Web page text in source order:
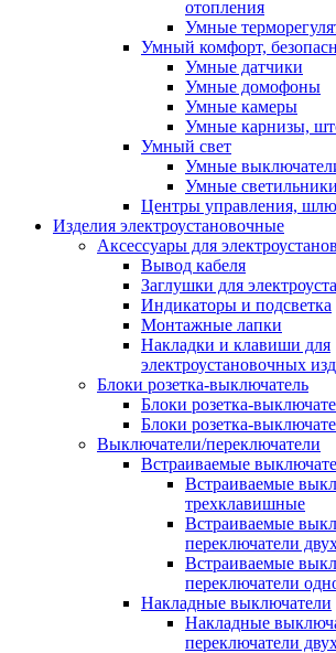
отопления
Умные
Умный комфорт,
Умные датчики
Умные домофоны
Умные камеры
Умные карнизы,
Умный свет
Умные
Умные
Центры управления,
Изделия электроустановочные
Аксессуары для
Вывод кабеля
Заглушки для
Индикаторы и подсветка
Монтажные лапки
Накладки и клавиши для
электроустановочных
Блоки розетка-выключатель
Блоки розетка-
Блоки розетка-
Выключатели/переключатели
Встраиваемые
Встраиваемые
трехклавишные
Встраиваемые
переключатели
Встраиваемые
переключатели
Накладные выключатели
Накладные
переключатели